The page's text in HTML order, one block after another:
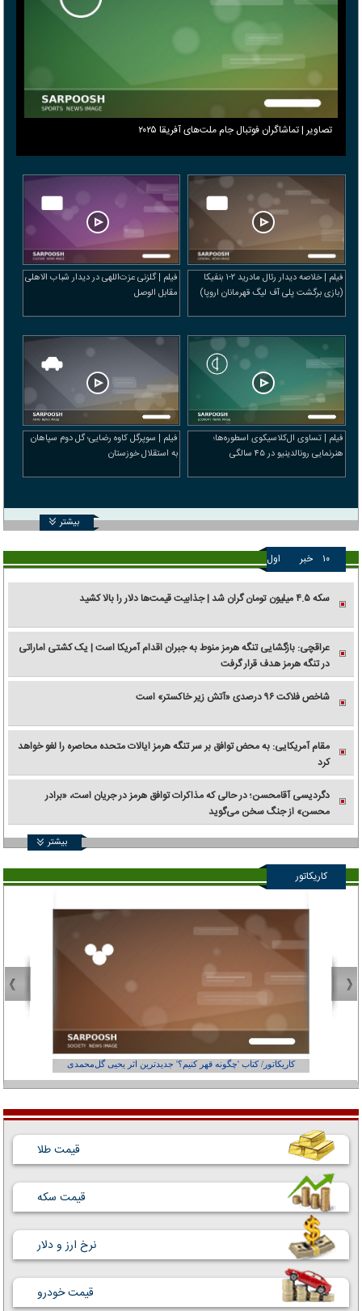
تصاویر | تماشاگران فوتبال جام ملت‌های آفریقا ۲۰۲۵
فیلم | خلاصه دیدار رئال مادرید ۲-۱ بنفیکا
(بازی برگشت پلی آف لیگ قهرمانان اروپا)
فیلم | گلزنی عزت‌اللهی در دیدار شباب الاهلی
مقابل الوصل
فیلم | تساوی ال‌کلاسیکوی اسطوره‌ها؛
هنرنمایی رونالدینیو در ۴۵ سالگی
فیلم | سوپرگل کاوه رضایی؛ گل دوم سپاهان
به استقلال خوزستان
بیشتر
۱۰ خبر اول
سکه ۴.۵ میلیون تومان گران شد | جذابیت قیمت‌ها دلار را بالا کشید
عراقچی: بازگشایی تنگه هرمز منوط به جبران اقدام آمریکا است | یک کشتی اماراتی
در تنگه هرمز هدف قرار گرفت
شاخص فلاکت ۹۶ درصدی «آتش زیر خاکستر» است
مقام آمریکایی: به محض توافق بر سر تنگه هرمز ایالات متحده محاصره را لغو خواهد
کرد
دگردیسی آقامحسن؛ در حالی که مذاکرات توافق هرمز در جریان است، «برادر
محسن» از جنگ سخن می‌گوید
بیشتر
کاریکاتور
کاریکاتور/ کتاب 'چگونه قهر کنیم؟' جدیدترین اثر یحیی گل‌محمدی
قیمت طلا
قیمت سکه
نرخ ارز و دلار
قیمت خودرو